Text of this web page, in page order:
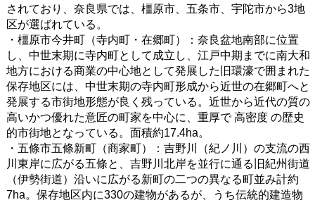
されており、奈良県では、橿原市、五条市、宇陀市から3地
区が選ばれている。
・橿原市今井町（寺内町・在郷町）：奈良盆地南部に位置
し、中世末期に寺内町として成立し、江戸中期までに南大和
地方における商業の中心地として発展した旧環濠で囲まれた
保存地区には、中世末期の寺内町形成から近世の在郷町へと
発展する市街地形態が良く残っている。近世から近代の質の
高いかつ優れた意匠の町家を中心に、重厚で 高密度 の歴史
的市街地となっている。面積約17.4ha。
・五條市五條新町（商家町）：吉野川（紀ノ川）の支流の西
川東岸に広がる五條と、吉野川北岸を並行に通る旧紀州街道
（伊勢街道）沿いに広がる新町の二つの異なる町並み計約
7ha。保存地区内に330の建物があるが、うち伝統的建造物